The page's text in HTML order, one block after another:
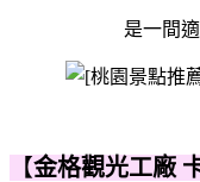
是一間
【金格觀光工廠